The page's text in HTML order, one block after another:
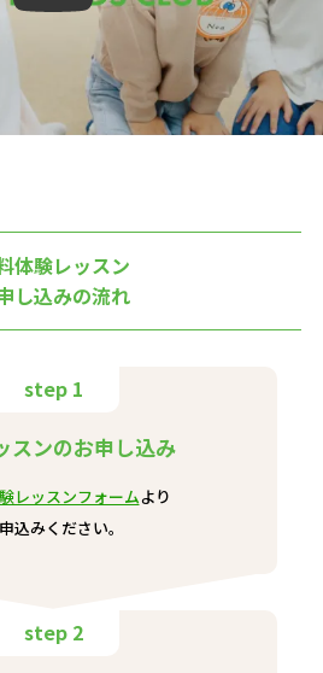
体験レッスン
し込みの流れ
step 1
スンのお申し込み
レッスンフォームより
込みください。
step 2